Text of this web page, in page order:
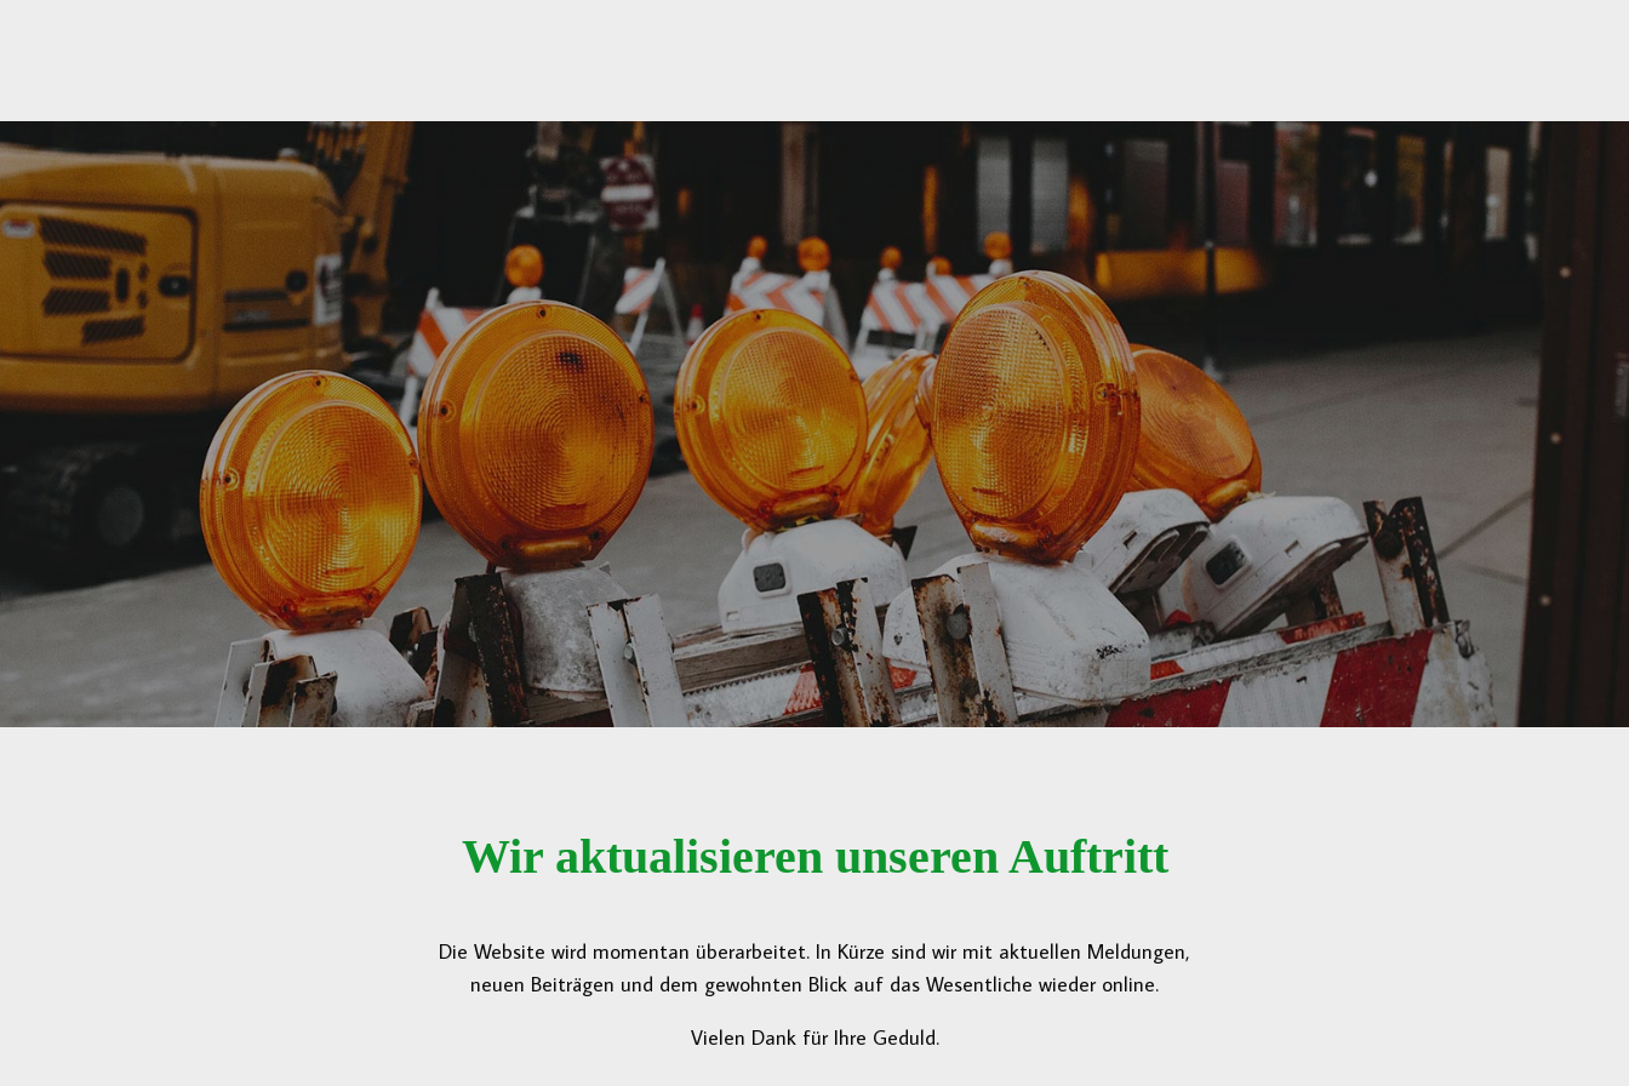
Wir aktualisieren unseren Auftritt
Die Website wird momentan überarbeitet. In Kürze sind wir mit aktuellen Meldungen,
neuen Beiträgen und dem gewohnten Blick auf das Wesentliche wieder online.
Vielen Dank für Ihre Geduld.